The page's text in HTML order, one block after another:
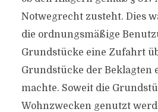
Notwegrecht zusteht. Dies
die ordnungsmäßige
Grundstücke eine Zufahrt
Grundstücke der Beklagten
machte. Soweit die
Wohnzwecken genutzt